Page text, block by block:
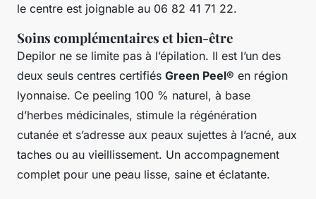
le centre est joignable au 06 82 41 71 22.
Soins complémentaires et bien-être
Depilor ne se limite pas à l’épilation. Il est l’un des
deux seuls centres certifiés Green Peel® en région
lyonnaise. Ce peeling 100 % naturel, à base
d’herbes médicinales, stimule la régénération
cutanée et s’adresse aux peaux sujettes à l’acné, aux
taches ou au vieillissement. Un accompagnement
complet pour une peau lisse, saine et éclatante.